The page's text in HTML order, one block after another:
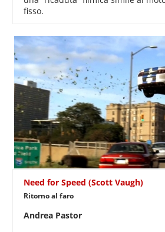
fisso.
Need for Speed (Scott Vaugh)
Ritorno al faro
Andrea Pastor